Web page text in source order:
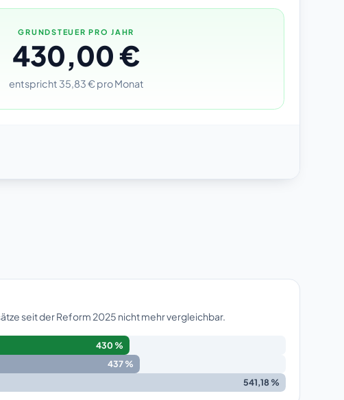
GRUNDSTEUER PRO JAHR
430,00 €
entspricht 35,83 € pro Monat
seit der Reform 2025 nicht mehr vergleichbar.
430 %
437 %
541,18 %